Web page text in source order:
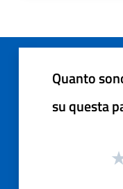
Quanto
su questa